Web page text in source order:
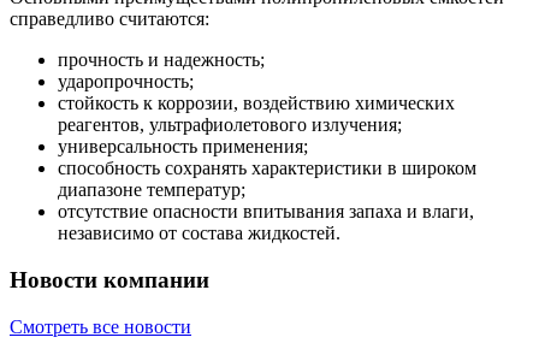
справедливо считаются:
прочность и надежность;
ударопрочность;
стойкость к коррозии, воздействию химических
реагентов, ультрафиолетового излучения;
универсальность применения;
способность сохранять характеристики в широком
диапазоне температур;
отсутствие опасности впитывания запаха и влаги,
независимо от состава жидкостей.
Новости компании
Смотреть все новости